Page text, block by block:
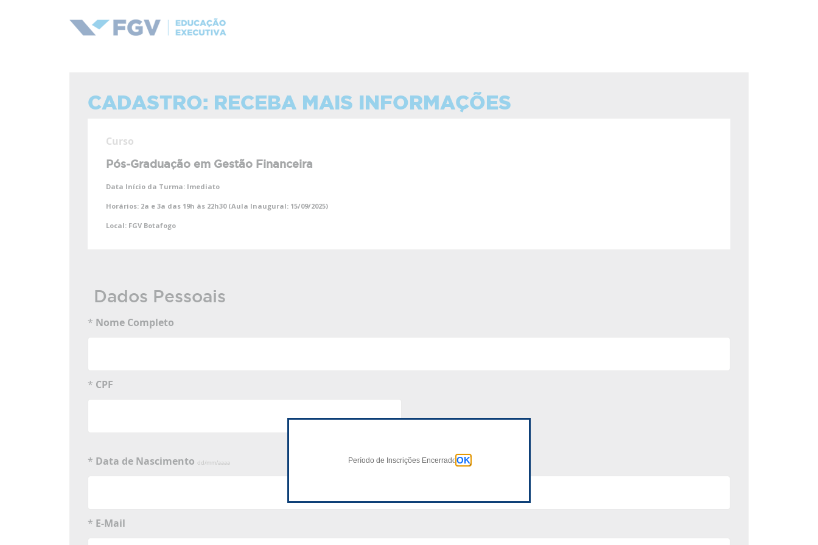
CADASTRO: RECEBA MAIS INFORMAÇÕES
Curso
Pós-Graduação em Gestão Financeira
Data Início da Turma: Imediato
Horários: 2a e 3a das 19h às 22h30 (Aula Inaugural: 15/09/2025)
Local: FGV Botafogo
Dados Pessoais
* Nome Completo
* CPF
* Data de Nascimento dd/mm/aaaa
* E-Mail
Período de Inscrições Encerrado OK